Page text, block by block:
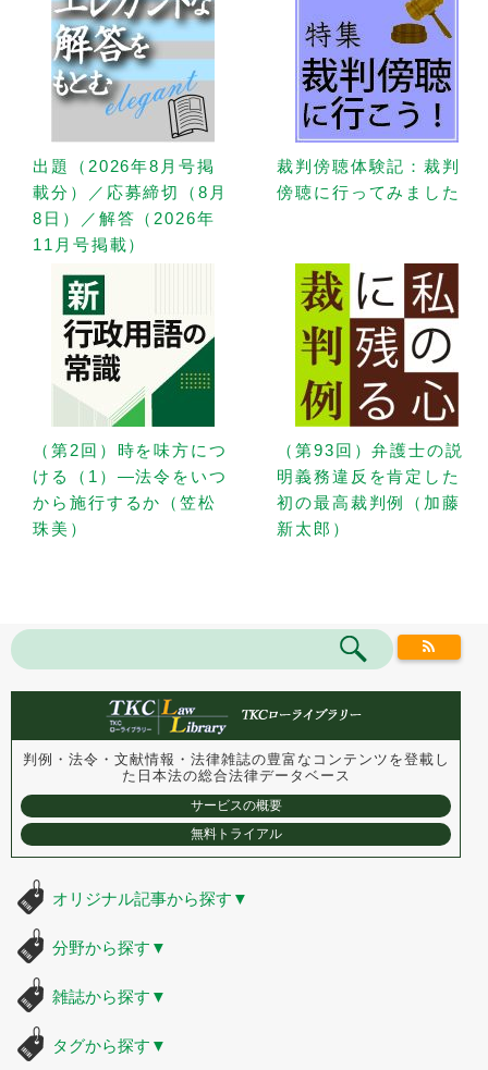
出題（2026年8月号掲
載分）／応募締切（8月
8日）／解答（2026年
11月号掲載）
裁判傍聴体験記：裁判
傍聴に行ってみました
（第2回）時を味方につ
ける（1）—法令をいつ
から施行するか（笠松
珠美）
（第93回）弁護士の説
明義務違反を肯定した
初の最高裁判例（加藤
新太郎）
判例・法令・文献情報・法律雑誌の豊富なコンテンツを登載し
た 日本法の総合法律データベース
サービスの概要
無料トライアル
オリジナル記事から探す ▼
分野から探す ▼
雑誌から探す ▼
タグから探す ▼